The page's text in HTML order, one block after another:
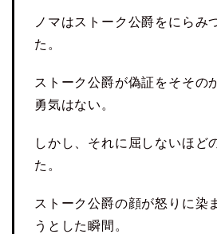
ノマはストーク公爵をにらみ
た。
ストーク公爵が偽証をそその
勇気はない。
しかし、それに屈しないほど
た。
ストーク公爵の顔が怒りに染
うとした瞬間。